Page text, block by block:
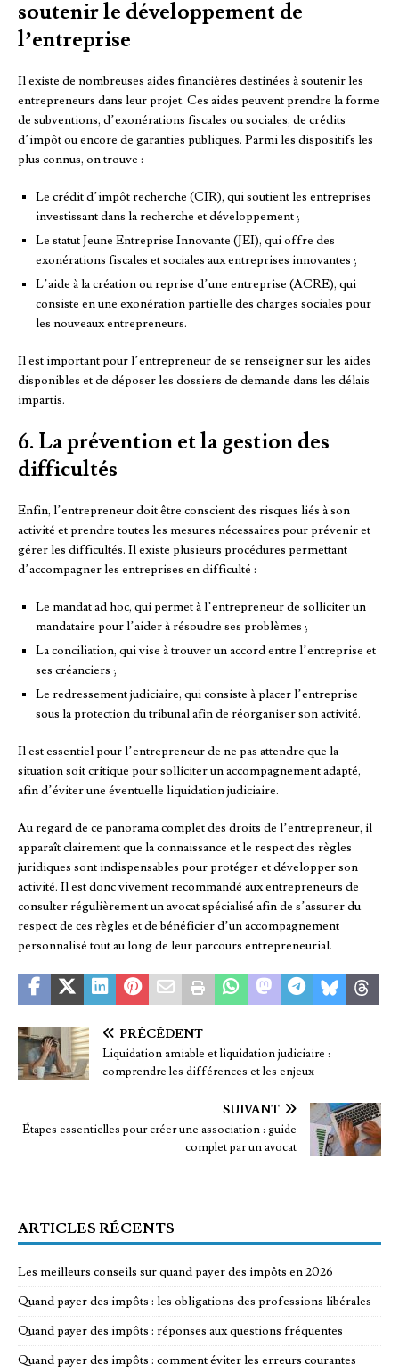
soutenir le développement de
l’entreprise
Il existe de nombreuses aides financières destinées à soutenir les
entrepreneurs dans leur projet. Ces aides peuvent prendre la forme
de subventions, d’exonérations fiscales ou sociales, de crédits
d’impôt ou encore de garanties publiques. Parmi les dispositifs les
plus connus, on trouve :
Le crédit d’impôt recherche (CIR), qui soutient les entreprises
investissant dans la recherche et développement ;
Le statut Jeune Entreprise Innovante (JEI), qui offre des
exonérations fiscales et sociales aux entreprises innovantes ;
L’aide à la création ou reprise d’une entreprise (ACRE), qui
consiste en une exonération partielle des charges sociales pour
les nouveaux entrepreneurs.
Il est important pour l’entrepreneur de se renseigner sur les aides
disponibles et de déposer les dossiers de demande dans les délais
impartis.
6. La prévention et la gestion des
difficultés
Enfin, l’entrepreneur doit être conscient des risques liés à son
activité et prendre toutes les mesures nécessaires pour prévenir et
gérer les difficultés. Il existe plusieurs procédures permettant
d’accompagner les entreprises en difficulté :
Le mandat ad hoc, qui permet à l’entrepreneur de solliciter un
mandataire pour l’aider à résoudre ses problèmes ;
La conciliation, qui vise à trouver un accord entre l’entreprise et
ses créanciers ;
Le redressement judiciaire, qui consiste à placer l’entreprise
sous la protection du tribunal afin de réorganiser son activité.
Il est essentiel pour l’entrepreneur de ne pas attendre que la
situation soit critique pour solliciter un accompagnement adapté,
afin d’éviter une éventuelle liquidation judiciaire.
Au regard de ce panorama complet des droits de l’entrepreneur, il
apparaît clairement que la connaissance et le respect des règles
juridiques sont indispensables pour protéger et développer son
activité. Il est donc vivement recommandé aux entrepreneurs de
consulter régulièrement un avocat spécialisé afin de s’assurer du
respect de ces règles et de bénéficier d’un accompagnement
personnalisé tout au long de leur parcours entrepreneurial.
PRÉCÉDENT
Liquidation amiable et liquidation judiciaire :
comprendre les différences et les enjeux
SUIVANT
Étapes essentielles pour créer une association : guide
complet par un avocat
ARTICLES RÉCENTS
Les meilleurs conseils sur quand payer des impôts en 2026
Quand payer des impôts : les obligations des professions libérales
Quand payer des impôts : réponses aux questions fréquentes
Quand payer des impôts : comment éviter les erreurs courantes